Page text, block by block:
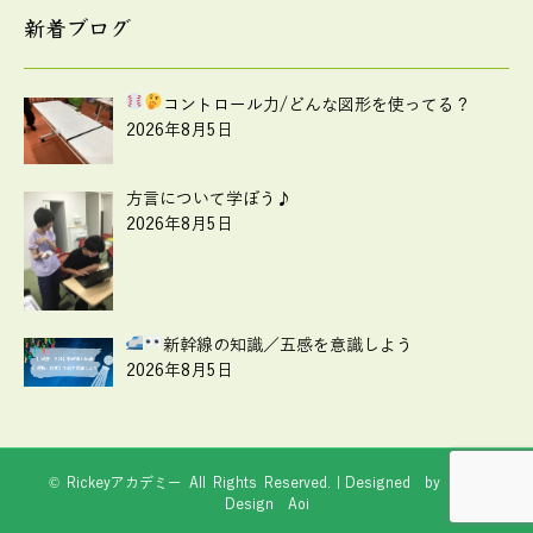
新着ブログ
コントロール力 /どんな図形を使ってる？
2026年8月5日
方言について学ぼう♪
2026年8月5日
新幹線の知識／五感を意識しよう
2026年8月5日
© Rickeyアカデミー All Rights Reserved.｜Designed by
Design Aoi